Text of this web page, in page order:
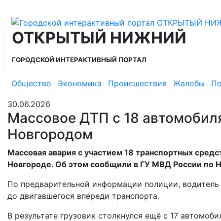
ОТКРЫТЫЙ НИЖНИЙ
ГОРОДСКОЙ ИНТЕРАКТИВНЫЙ ПОРТАЛ
Общество Экономика Происшествия Жалобы
30.06.2026
Массовое ДТП с 18
Новгородом
Массовая авария с участием 18 транспортных
Новгороде. Об этом сообщили в ГУ МВД России по
По предварительной информации полиции,
до двигавшегося впереди транспорта.
В результате грузовик столкнулся ещё с 17